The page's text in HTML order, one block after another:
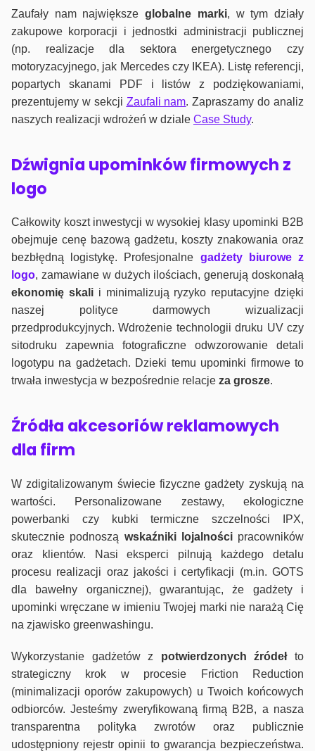
Zaufały nam największeglobalne marki, w tym działy
zakupowe korporacji i jednostki administracji publicznej
(np. realizacje dla sektora energetycznego czy
motoryzacyjnego, jak Mercedes czy IKEA). Listę referencji,
popartych skanami PDF i listów z podziękowaniami,
prezentujemy w sekcji Zaufali nam. Zapraszamy do analiz
naszych realizacji wdrożeń w dziale Case Study.
Dźwignia upominków firmowych z
logo
Całkowity koszt inwestycji w wysokiej klasy upominki B2B
obejmuje cenę bazową gadżetu, koszty znakowania oraz
bezbłędną logistykę. Profesjonalne gadżety biurowe z
logo, zamawiane w dużych ilościach, generują doskonałą
ekonomię skalii minimalizują ryzyko reputacyjne dzięki
naszej polityce darmowych wizualizacji
przedprodukcyjnych. Wdrożenie technologii druku UV czy
sitodruku zapewnia fotograficzne odwzorowanie detali
logotypu na gadżetach. Dzieki temu upominki firmowe to
trwała inwestycja w bezpośrednie relacje za grosze.
Źródła akcesoriów reklamowych
dla firm
W zdigitalizowanym świecie fizyczne gadżety zyskują na
wartości. Personalizowane zestawy, ekologiczne
powerbanki czy kubki termiczne szczelności IPX,
skutecznie podnoszą wskaźniki lojalnościpracowników
oraz klientów. Nasi eksperci pilnują każdego detalu
procesu realizacji oraz jakości i certyfikacji (m.in. GOTS
dla bawełny organicznej), gwarantując, że gadżety i
upominki wręczane w imieniu Twojej marki nie narażą Cię
na zjawisko greenwashingu.
Wykorzystanie gadżetów z potwierdzonych źródełto
strategiczny krok w procesie Friction Reduction
(minimalizacji oporów zakupowych) u Twoich końcowych
odbiorców. Jesteśmy zweryfikowaną firmą B2B, a nasza
transparentna polityka zwrotów oraz publicznie
udostępniony rejestr opinii to gwarancja bezpieczeństwa.